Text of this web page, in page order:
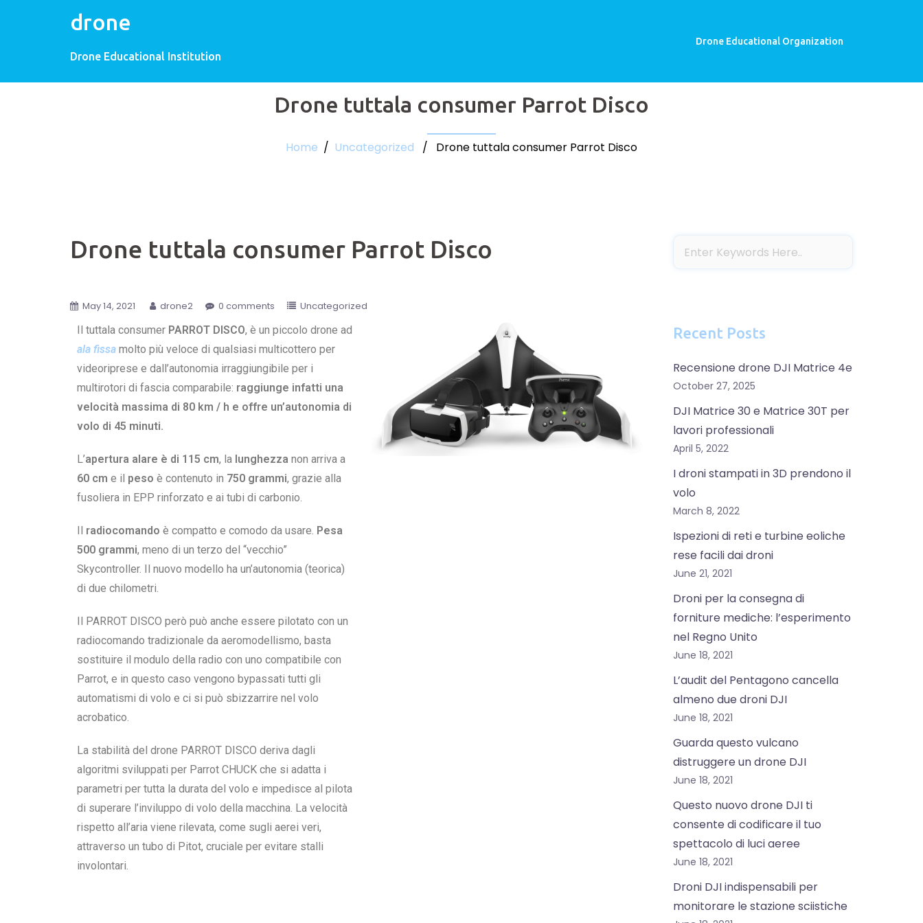
drone
Drone Educational Institution
Drone Educational Organization
Drone tuttala consumer Parrot Disco
Home / Uncategorized / Drone tuttala consumer Parrot Disco
Drone tuttala consumer Parrot Disco
May 14, 2021 drone2 0 comments
Uncategorized
Il tuttala consumer PARROT DISCO, è un piccolo drone ad
ala fissa molto più veloce di qualsiasi multicottero per
videoriprese e dall’autonomia irraggiungibile per i
multirotori di fascia comparabile: raggiunge infatti una
velocità massima di 80 km / h e offre un’autonomia di
volo di 45 minuti.
L’apertura alare è di 115 cm, la lunghezza non arriva a
60 cm e il peso è contenuto in 750 grammi, grazie alla
fusoliera in EPP rinforzato e ai tubi di carbonio.
Il radiocomando è compatto e comodo da usare. Pesa
500 grammi, meno di un terzo del “vecchio”
Skycontroller. Il nuovo modello ha un’autonomia (teorica)
di due chilometri.
Il PARROT DISCO però può anche essere pilotato con un
radiocomando tradizionale da aeromodellismo, basta
sostituire il modulo della radio con uno compatibile con
Parrot, e in questo caso vengono bypassati tutti gli
automatismi di volo e ci si può sbizzarrire nel volo
acrobatico.
La stabilità del drone PARROT DISCO deriva dagli
algoritmi sviluppati per Parrot CHUCK che si adatta i
parametri per tutta la durata del volo e impedisce al pilota
di superare l’inviluppo di volo della macchina. La velocità
rispetto all’aria viene rilevata, come sugli aerei veri,
attraverso un tubo di Pitot, cruciale per evitare stalli
involontari.
Recent Posts
Recensione drone DJI Matrice 4e
October 27, 2025
DJI Matrice 30 e Matrice 30T per
lavori professionali
April 5, 2022
I droni stampati in 3D prendono il
volo
March 8, 2022
Ispezioni di reti e turbine eoliche
rese facili dai droni
June 21, 2021
Droni per la consegna di
forniture mediche: l’esperimento
nel Regno Unito
June 18, 2021
L’audit del Pentagono cancella
almeno due droni DJI
June 18, 2021
Guarda questo vulcano
distruggere un drone DJI
June 18, 2021
Questo nuovo drone DJI ti
consente di codificare il tuo
spettacolo di luci aeree
June 18, 2021
Droni DJI indispensabili per
monitorare le stazione sciistiche